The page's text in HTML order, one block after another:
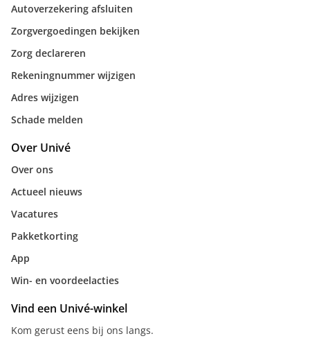
Autoverzekering afsluiten
Zorgvergoedingen bekijken
Zorg declareren
Rekeningnummer wijzigen
Adres wijzigen
Schade melden
Over Univé
Over ons
Actueel nieuws
Vacatures
Pakketkorting
App
Win- en voordeelacties
Vind een Univé-winkel
Kom gerust eens bij ons langs.